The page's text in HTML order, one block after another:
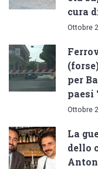
cura
Ottobre
per
paesi
Ottobre
La
dello